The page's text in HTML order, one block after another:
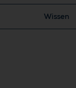
Wissen